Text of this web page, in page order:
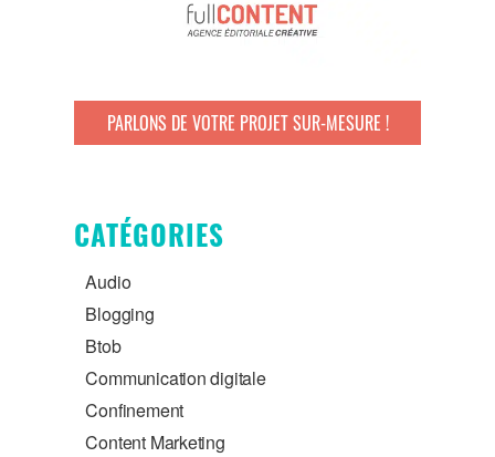
PARLONS DE VOTRE PROJET SUR-MESURE !
CATÉGORIES
Audio
Blogging
Btob
Communication digitale
Confinement
Content Marketing